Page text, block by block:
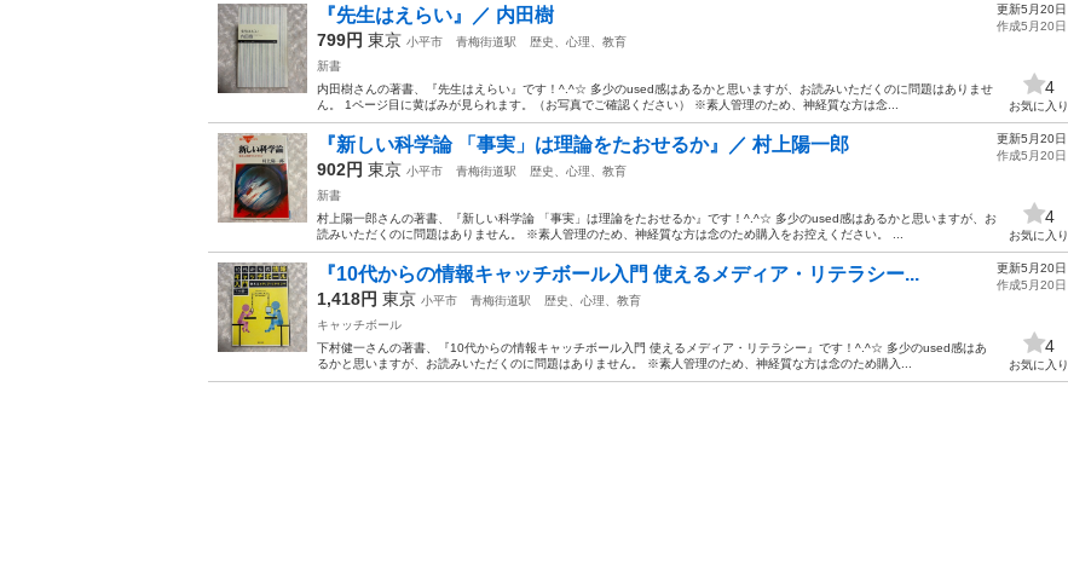
『先生はえらい』／ 内田樹
799円 東京 小平市 青梅街道駅
歴史、心理、教育
新書
内田樹さんの著書、『先生はえらい』です！^.^☆ 多少のused感はあるかと思いますが、お読みいただくのに問題はありませ
ん。 1ページ目に黄ばみが見られます。（お写真でご確認ください） ※素人管理のため、神経質な方は念...
更新5月20日
作成5月20日
4
お気に入り
『新しい科学論 「事実」は理論をたおせるか』／ 村上陽一郎
902円 東京 小平市 青梅街道駅
歴史、心理、教育
新書
村上陽一郎さんの著書、『新しい科学論 「事実」は理論をたおせるか』です！^.^☆ 多少のused感はあるかと思いますが、お
読みいただくのに問題はありません。 ※素人管理のため、神経質な方は念のため購入をお控えください。 ...
更新5月20日
作成5月20日
4
お気に入り
『10代からの情報キャッチボール入門 使えるメディア・リテラシー...
1,418円 東京 小平市 青梅街道駅
歴史、心理、教育
キャッチボール
下村健一さんの著書、『10代からの情報キャッチボール入門 使えるメディア・リテラシー』です！^.^☆ 多少のused感はあ
るかと思いますが、お読みいただくのに問題はありません。 ※素人管理のため、神経質な方は念のため購入...
更新5月20日
作成5月20日
4
お気に入り